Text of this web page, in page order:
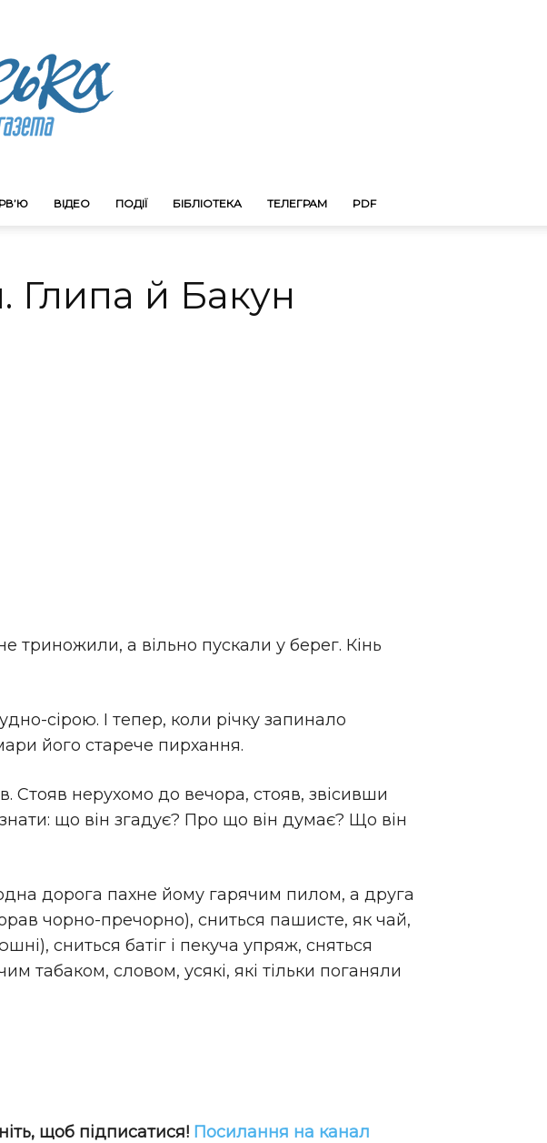
ВІДЕО ПОДІЇ БІБЛІОТЕКА ТЕЛЕГРАМ PDF
Глипа й Бакун
триножили, а вільно пускали у берег. Кінь
сірою. І тепер, коли річку запинало
його старече пирхання.
Стояв нерухомо до вечора, стояв, звісивши
що він згадує? Про що він думає? Що він
дорога пахне йому гарячим пилом, а друга
чорно-пречорно), сниться пашисте, як чай,
сниться батіг і пекуча упряж, сняться
табаком, словом, усякі, які тільки поганяли
щоб підписатися! Посилання на канал